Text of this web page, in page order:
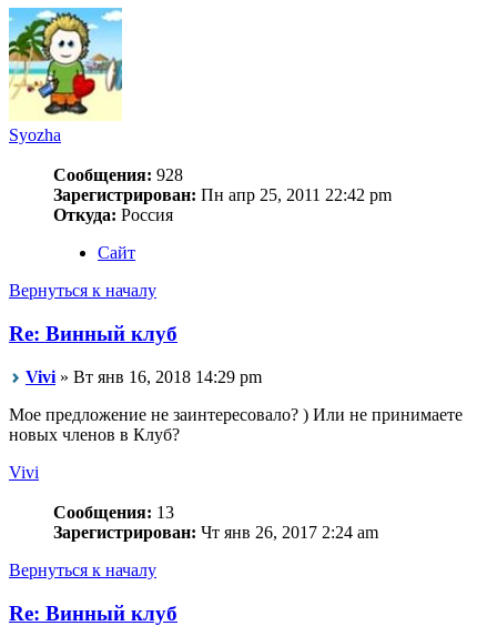
Syozha
Сообщения: 928
Зарегистрирован: Пн апр 25, 2011 22:42 pm
Откуда: Россия
Сайт
Вернуться к началу
Re: Винный клуб
Vivi » Вт янв 16, 2018 14:29 pm
Мое предложение не заинтересовало? ) Или не принимаете
новых членов в Клуб?
Vivi
Сообщения: 13
Зарегистрирован: Чт янв 26, 2017 2:24 am
Вернуться к началу
Re: Винный клуб